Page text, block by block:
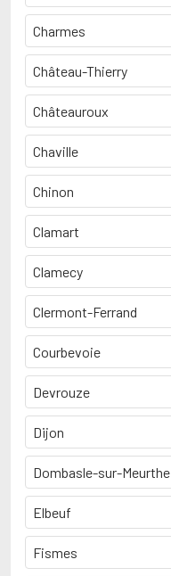
Charmes
Château-Thierry
Châteauroux
Chaville
Chinon
Clamart
Clamecy
Clermont-Ferrand
Courbevoie
Devrouze
Dijon
Dombasle-sur-Meurthe
Elbeuf
Fismes